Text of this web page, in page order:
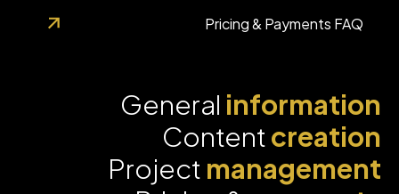
General information
Contentcreation
Project management
Pricing & Payments FAQ